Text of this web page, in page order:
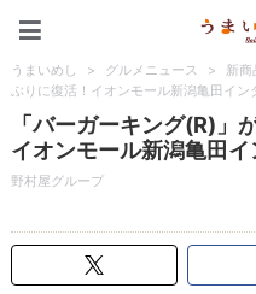
うまいめし > グルメニュース > 新商
ぶりに復活！イオンモール新潟亀田イン
「バーガーキング(R)」
イオンモール新潟亀田
野村屋グループ